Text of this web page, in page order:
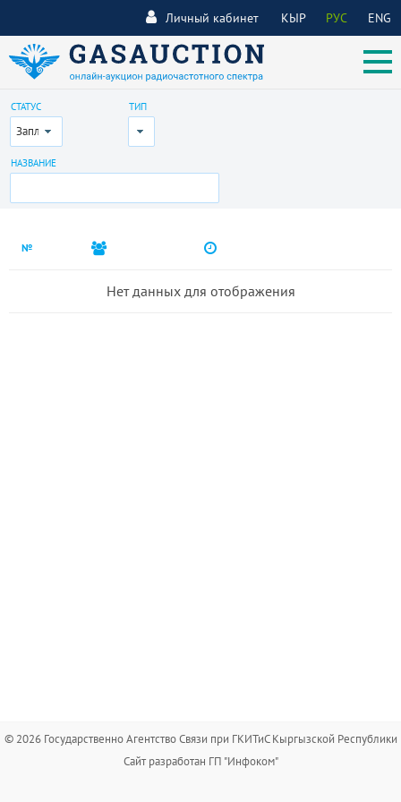
КЫР РУС ENG
Личный кабинет
СТАТУС
Запланирован
ТИП
Все
НАЗВАНИЕ
№
Нет данных для отображения
© 2026 Государственно Агентство Связи при ГКИТиС Кыргызской Республики
Сайт разработан ГП "Инфоком"